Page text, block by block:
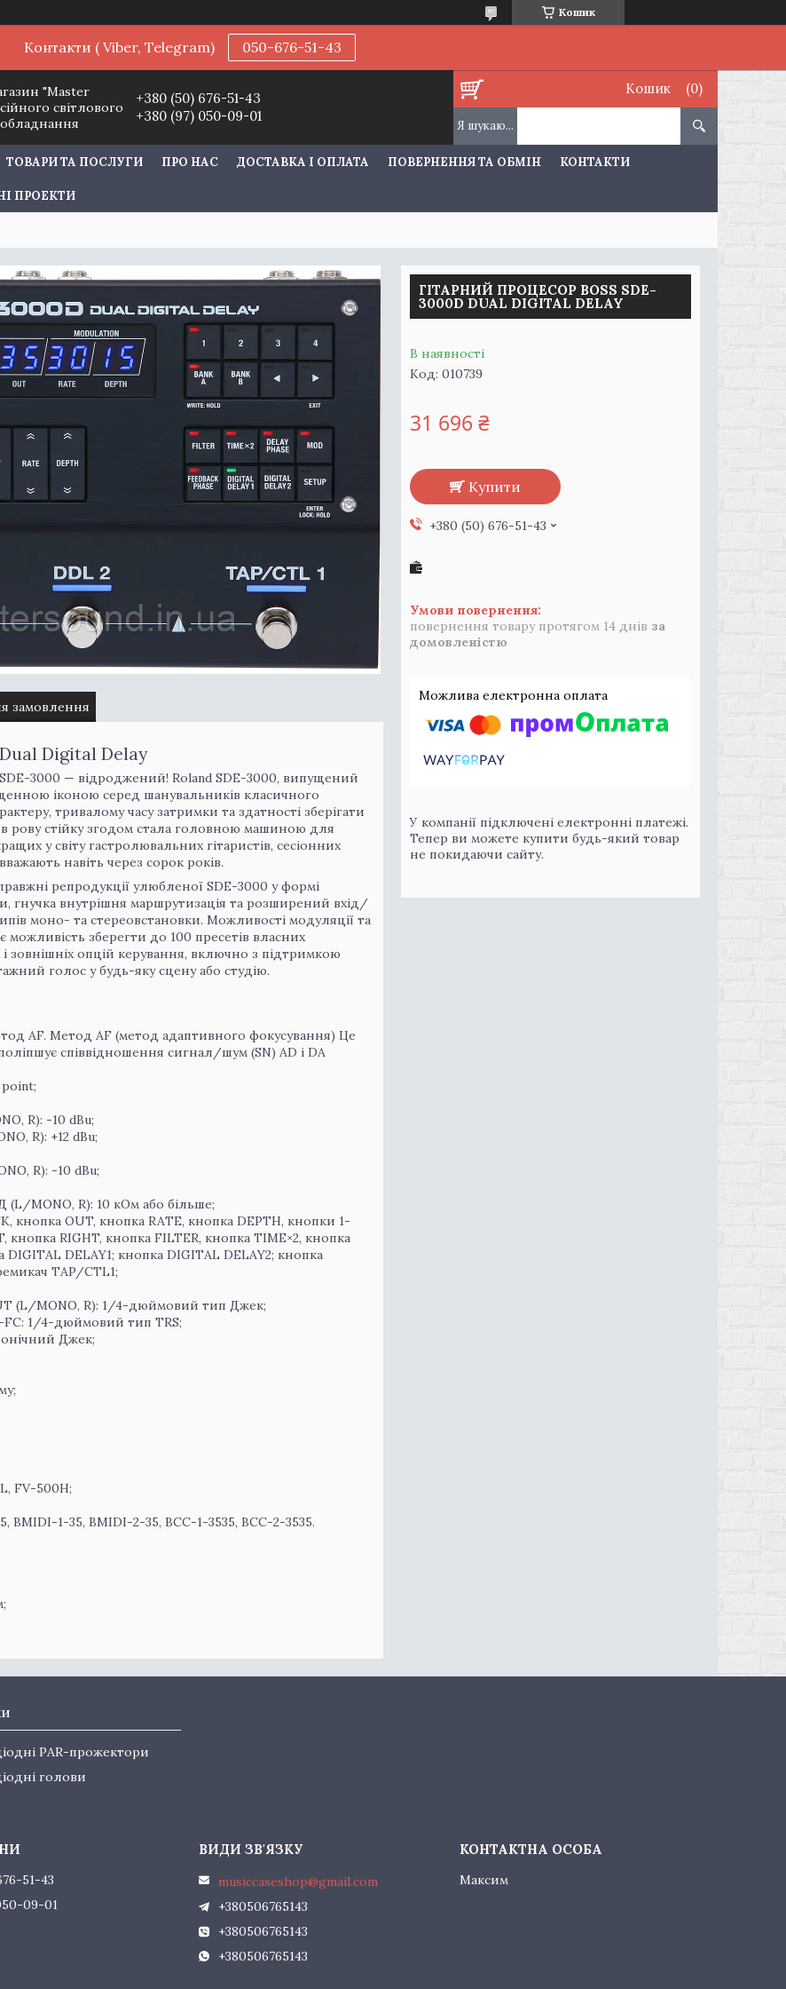
Кошик
Контакти ( Viber, Telegram) 050-676-51-43
"Master
світлового
обладнання
+380 (50) 676-51-43
+380 (97) 050-09-01
Кошик
ТОВАРИ ТА ПОСЛУГИ ПРО НАС ДОСТАВКА І ОПЛАТА ПОВЕРНЕННЯ ТА ОБМІН КОНТАКТИ
ПРОЕКТИ
замовлення
Digital Delay
3000 — відроджений! Roland SDE-3000, випущений
іконою серед шанувальників класичного
тривалому часу затримки та здатності зберігати
рову стійку згодом стала головною машиною для
у світу гастролювальних гітаристів, сесіонних
навіть через сорок років.
репродукції улюбленої SDE-3000 у формі
гнучка внутрішня маршрутизація та розширений вхід/
моно- та стереовстановки. Можливості модуляції та
зберегти до 100 пресетів власних
зовнішніх опцій керування, включно з підтримкою
голос у будь-яку сцену або студію.
AF. Метод AF (метод адаптивного фокусування) Це
співвідношення сигнал/шум (SN) AD і DA
R): -10 dBu;
R): +12 dBu;
R): -10 dBu;
MONO, R): 10 кОм або більше;
кнопка OUT, кнопка RATE, кнопка DEPTH, кнопки 1-
кнопка RIGHT, кнопка FILTER, кнопка TIME×2, кнопка
DIGITAL DELAY1; кнопка DIGITAL DELAY2; кнопка
TAP/CTL1;
(L/MONO, R): 1/4-дюймовий тип Джек;
FC: 1/4-дюймовий тип TRS;
Джек;
FV-500H;
1-35, BMIDI-2-35, BCC-1-3535, BCC-2-3535.
ГІТАРНИЙ ПРОЦЕСОР BOSS SDE-
3000D DUAL DIGITAL DELAY
В наявності
Код: 010739
31 696 ₴
Купити
+380 (50) 676-51-43
повернення товару протягом 14 днів за
домовленістю
У компанії підключені електронні платежі.
Тепер ви можете купити будь-який товар
не покидаючи сайту.
PAR-прожектори
голови
51-43
09-01
musiccaseshop@gmail.com
+380506765143
+380506765143
+380506765143
Максим